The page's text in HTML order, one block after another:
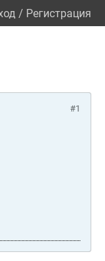
/ Регистрация
#1